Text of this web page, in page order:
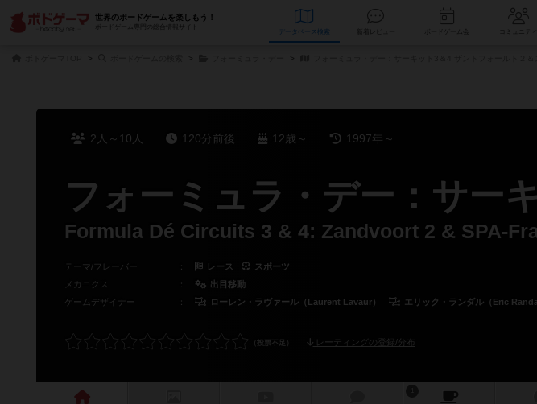
世界のボードゲームを楽しもう！
ボードゲーム専門の総合情報サイト
データベース
2人～10人 120分前後 12歳～ 1997年～
フォーミュラ・デー：サー
Formula Dé Circuits 3 & 4: Zandvoort 2 & SPA-
テーマ/フレーバー ： レース
スポーツ
メカニクス
：
出目移動
ゲームデザイナー
： ローレン・ラヴァール（Laurent Lavaur） エリック・ランダル（Eric
レーティングの登録/分布